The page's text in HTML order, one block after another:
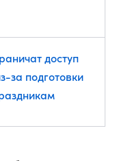
доступ
за подготовки